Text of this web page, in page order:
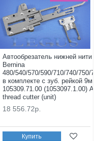
Автообрезатель нижней нити в
Bernina
480/540/570/590/710/740/750/770/
в комплекте с зуб. рейкой 9мм
105309.71.00 (1053097.1.00)
thread cutter (unit)
18 556.72р.
Купить